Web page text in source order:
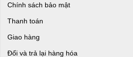
Chính sách bảo mật
Thanh toán
Giao hàng
Đổi và trả lại hàng hóa